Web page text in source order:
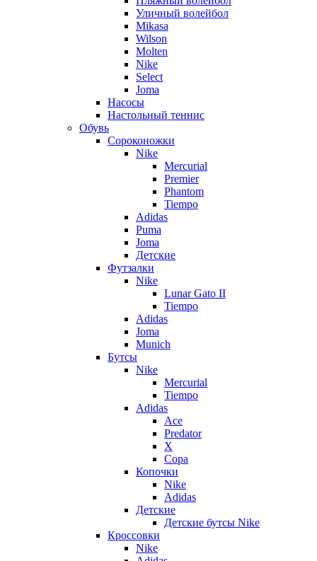
Уличный волейбол
Mikasa
Wilson
Molten
Nike
Select
Joma
Насосы
Настольный теннис
Обувь
Сороконожки
Nike
Mercurial
Premier
Phantom
Tiempo
Adidas
Puma
Joma
Детские
Футзалки
Nike
Lunar Gato II
Tiempo
Adidas
Joma
Munich
Бутсы
Nike
Mercurial
Tiempo
Adidas
Ace
Predator
X
Copa
Копочки
Nike
Adidas
Детские
Детские бутсы Nike
Кроссовки
Nike